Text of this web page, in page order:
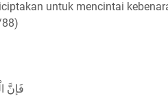
untuk mencintai
88)
فَإِنَّ